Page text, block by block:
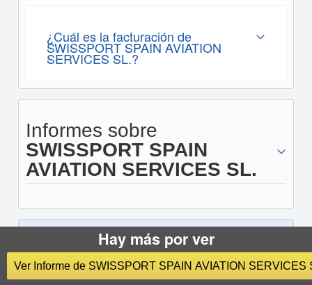
¿Cuál es la facturación de
SWISSPORT SPAIN AVIATION
SERVICES SL.?
Informes sobre
SWISSPORT SPAIN
AVIATION SERVICES SL.
¿Quiere buscar otra empresa?
Hay más por ver
Ver Informe de SWISSPORT SPAIN AVIATION SERVICES